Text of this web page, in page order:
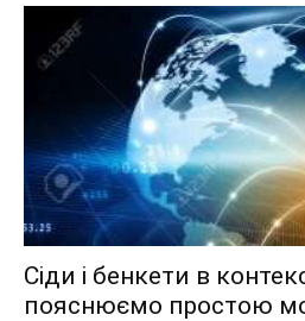
Сіди і бенкети в
пояснюємо простою